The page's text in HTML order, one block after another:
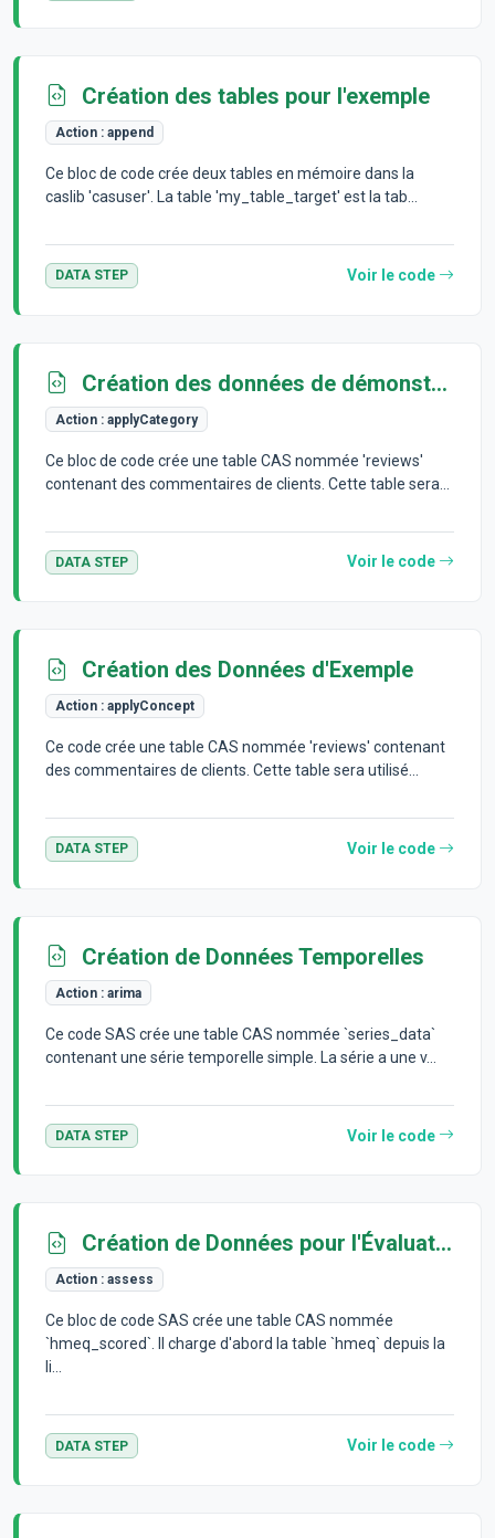
Création des tables pour l'exemple
Action : append
Ce bloc de code crée deux tables en mémoire dans la
caslib 'casuser'. La table 'my_table_target' est la tab...
DATA STEP Voir le code
Création des données de démonstration
Action : applyCategory
Ce bloc de code crée une table CAS nommée 'reviews'
contenant des commentaires de clients. Cette table sera...
DATA STEP Voir le code
Création des Données d'Exemple
Action : applyConcept
Ce code crée une table CAS nommée 'reviews' contenant
des commentaires de clients. Cette table sera utilisé...
DATA STEP Voir le code
Création de Données Temporelles
Action : arima
Ce code SAS crée une table CAS nommée `series_data`
contenant une série temporelle simple. La série a une v...
DATA STEP Voir le code
Création de Données pour l'Évaluation de Modèle
Action : assess
Ce bloc de code SAS crée une table CAS nommée
`hmeq_scored`. Il charge d'abord la table `hmeq` depuis la
li...
DATA STEP Voir le code